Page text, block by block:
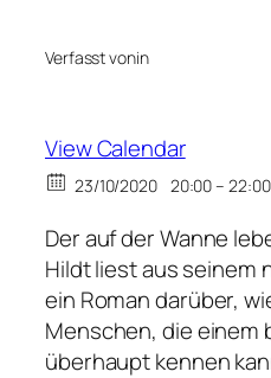
Verfasst vonin
View Calendar
23/10/2020 20:00 – 22:00
Der auf der Wanne
Hildt liest aus seinem
ein Roman darüber,
Menschen, die einem
überhaupt kennen